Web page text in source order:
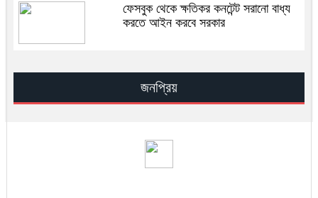
ফেসবুক থেকে ক্ষতিকর কনটেন্ট সরানো বাধ্য
করতে আইন করবে সরকার
আইআরজিসির
জনপ্রিয়